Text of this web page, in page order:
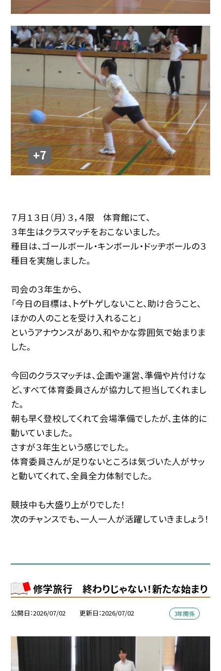
+7
７月１３日（月）３，４限 体育館にて、
３年生はクラスマッチをおこないました。
種目は、ゴールボール・キンボール・ドッヂボールの３
種目を実施しました。
司会の３年生から、
「今日の目標は、トゲトゲしないこと、助け合うこと、
ほかの人のことを受け入れること」
というアナウンスがあり、和やかな雰囲気で始まりま
した。
今回のクラスマッチは、企画や運営、準備や片付けな
ど、すべて体育委員さんが協力して担当してくれまし
た。
朝も早く登校してくれて会場準備でしたが、主体的に
動いていました。
さすが３年生という感じでした。
体育委員さんが足りないところは気づいた人がサッ
と動いてくれて、全員全力体制でした。
競技中も大盛り上がりでした！
次のチャンスでも、一人一人が活躍していきましょう！
修学旅行 終わりじゃない！新たな始まり
公開日 2026/07/02 更新日 2026/07/02 3年関係